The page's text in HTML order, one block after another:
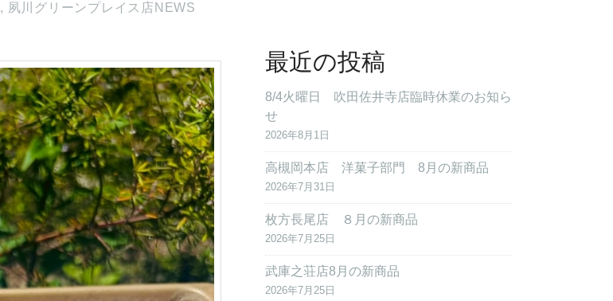
, 夙川グリーンプレイス店NEWS
最近の投稿
8/4火曜日 吹田佐井寺店臨時休業のお知ら
せ
2026年8月1日
高槻岡本店 洋菓子部門 8月の新商品
2026年7月31日
枚方長尾店 ８月の新商品
2026年7月25日
武庫之荘店8月の新商品
2026年7月25日